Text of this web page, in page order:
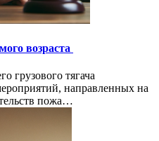
возраста
грузового тягача
направленных на
пожа…